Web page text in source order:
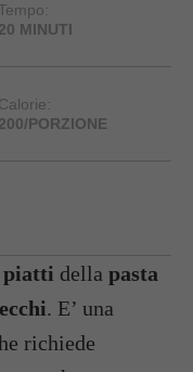
Tempo:
20 MINUTI
Calorie:
200/PORZIONE
della pasta
. E’ una
richiede